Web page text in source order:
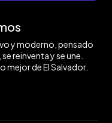
y moderno, pensado
reinventa y se une.
mejor de El Salvador.